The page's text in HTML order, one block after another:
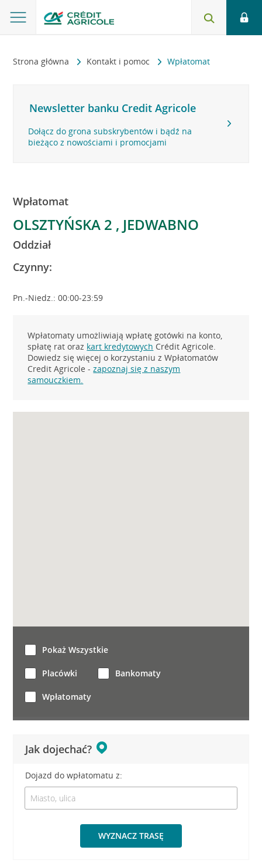
Strona główna Kontakt i pomoc Wpłatomat
Newsletter banku Credit Agricole
Dołącz do grona subskrybentów i bądź na
bieżąco z nowościami i promocjami
Wpłatomat
OLSZTYŃSKA 2 , JEDWABNO
Oddział
Czynny:
Pn.-Niedz.: 00:00-23:59
Wpłatomaty umożliwiają wpłatę gotówki na konto,
spłatę rat oraz kart kredytowych Crédit Agricole.
Dowiedz się więcej o korzystaniu z Wpłatomatów
Credit Agricole -zapoznaj się z naszym
samouczkiem.
Jak dojechać?
Dojazd do wpłatomatu z:
WYZNACZ TRASĘ
Pokaż Wszystkie
Placówki Bankomaty
Wpłatomaty